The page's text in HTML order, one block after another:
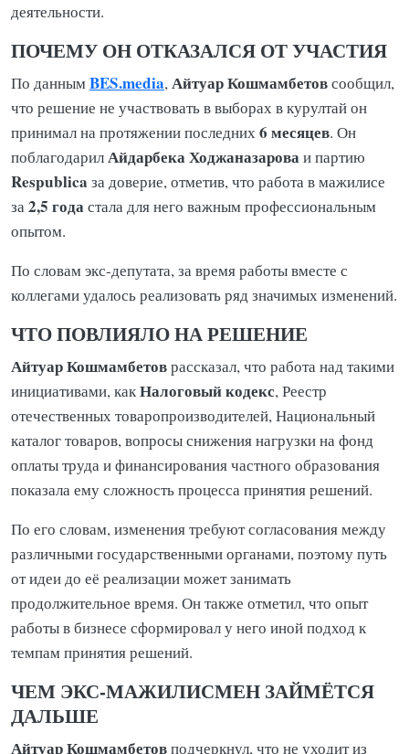
деятельности.
ПОЧЕМУ ОН ОТКАЗАЛСЯ ОТ УЧАСТИЯ
По даннымBES.media,Айтуар Кошмамбетовсообщил,
что решение не участвовать в выборах в курултай он
принимал на протяжении последних6 месяцев. Он
поблагодарилАйдарбека Ходжаназароваи партию
Respublica за доверие, отметив, что работа в мажилисе
за2,5 годастала для него важным профессиональным
опытом.
По словам экс-депутата, за время работы вместе с
коллегами удалось реализовать ряд значимых изменений.
ЧТО ПОВЛИЯЛО НА РЕШЕНИЕ
Айтуар Кошмамбетоврассказал, что работа над такими
инициативами, какНалоговый кодекс, Реестр
отечественных товаропроизводителей, Национальный
каталог товаров, вопросы снижения нагрузки на фонд
оплаты труда и финансирования частного образования
показала ему сложность процесса принятия решений.
По его словам, изменения требуют согласования между
различными государственными органами, поэтому путь
от идеи до её реализации может занимать
продолжительное время. Он также отметил, что опыт
работы в бизнесе сформировал у него иной подход к
темпам принятия решений.
ЧЕМ ЭКС-МАЖИЛИСМЕН ЗАЙМЁТСЯ
ДАЛЬШЕ
Айтуар Кошмамбетовподчеркнул, что не уходит из